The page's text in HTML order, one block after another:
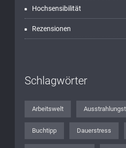
Hochsensibilität
Rezensionen
Schlagwörter
Arbeitswelt
Buchtipp Dauerstress